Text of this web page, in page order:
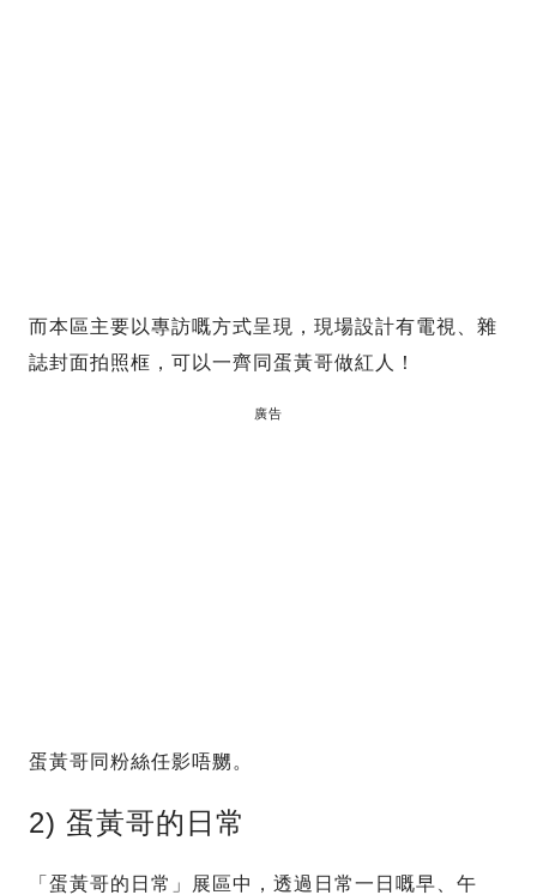
而本區主要以專訪嘅方式呈現，現場設計有電視、雜
誌封面拍照框，可以一齊同蛋黃哥做紅人！
廣告
蛋黃哥同粉絲任影唔嬲。
2) 蛋黃哥的日常
「蛋黃哥的日常」展區中，透過日常一日嘅早、午